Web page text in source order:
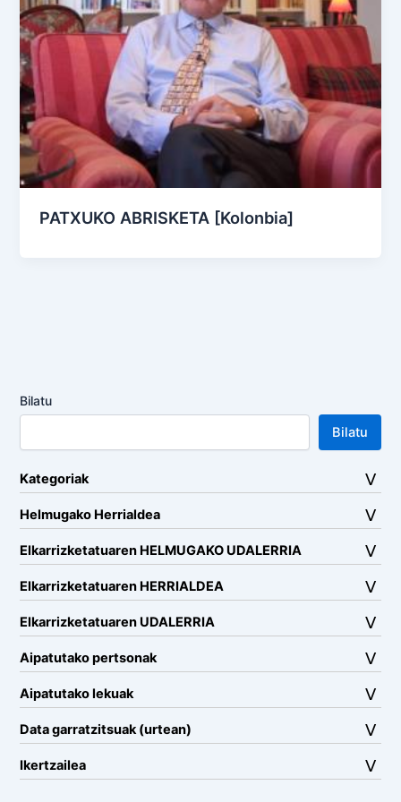
PATXUKO ABRISKETA [Kolonbia]
Bilatu
Bilatu
Kategoriak
Helmugako Herrialdea
Elkarrizketatuaren HELMUGAKO UDALERRIA
Elkarrizketatuaren HERRIALDEA
Elkarrizketatuaren UDALERRIA
Aipatutako pertsonak
Aipatutako lekuak
Data garratzitsuak (urtean)
Ikertzailea